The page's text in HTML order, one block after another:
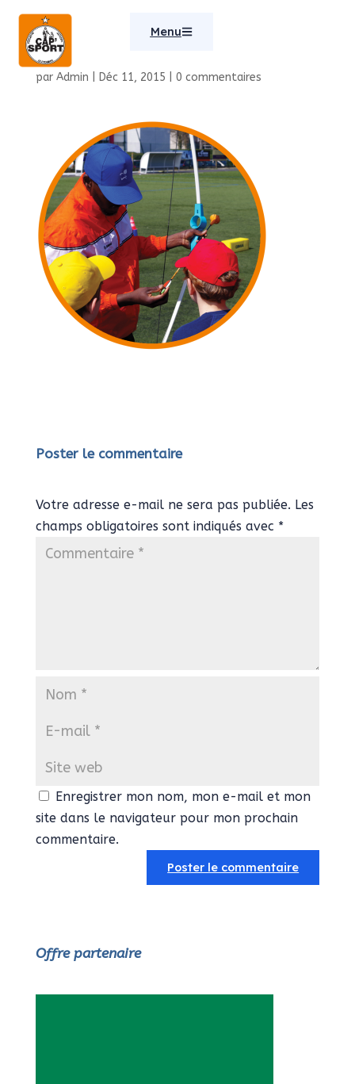
Menu
TAP
par Admin Déc 11, 2015 0 commentaires
Poster le commentaire
Votre adresse e-mail ne sera pas publiée. Les
champs obligatoires sont indiqués avec *
Enregistrer mon nom, mon e-mail et mon
site dans le navigateur pour mon prochain
commentaire.
Offre partenaire